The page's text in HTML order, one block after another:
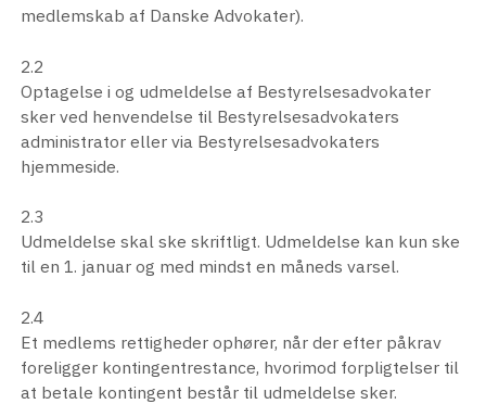
medlemskab af Danske Advokater).
2.2
Optagelse i og udmeldelse af Bestyrelsesadvokater
sker ved henvendelse til Bestyrelsesadvokaters
administrator eller via Bestyrelsesadvokaters
hjemmeside.
2.3
Udmeldelse skal ske skriftligt. Udmeldelse kan kun ske
til en 1. januar og med mindst en måneds varsel.
2.4
Et medlems rettigheder ophører, når der efter påkrav
foreligger kontingentrestance, hvorimod forpligtelser til
at betale kontingent består til udmeldelse sker.